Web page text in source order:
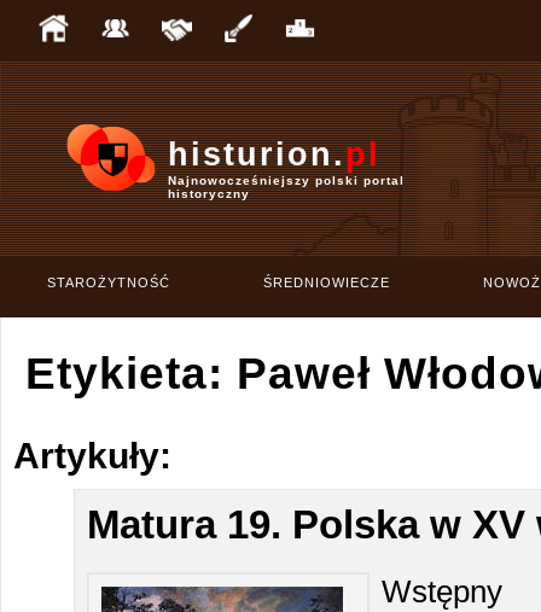
histurion.pl
Najnowocześniejszy polski portal
historyczny
STAROŻYTNOŚĆ ŚREDNIOWIECZE
Etykieta: Paweł
Artykuły:
Matura 19. Polska w XV